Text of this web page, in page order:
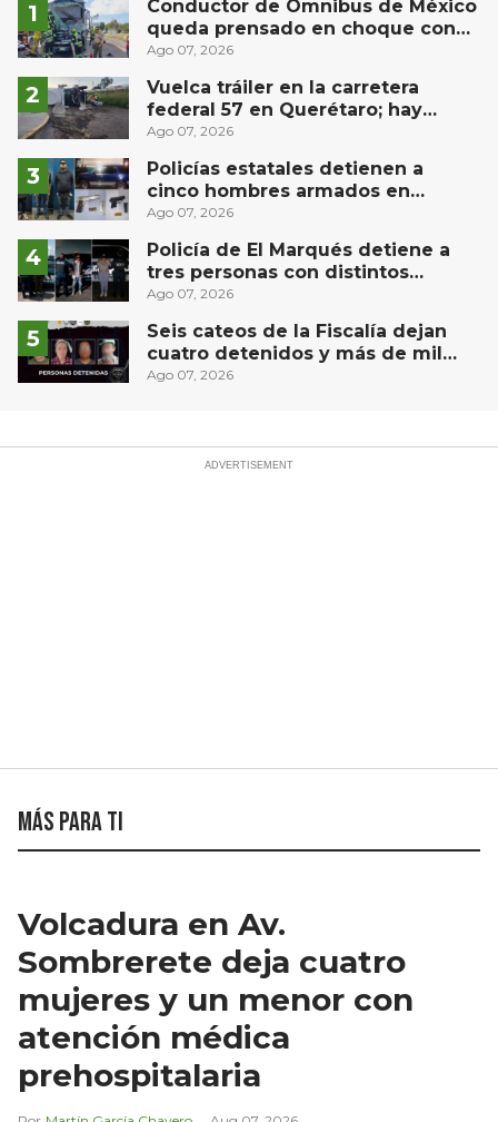
Conductor de Ómnibus de México
queda prensado en choque con
materialista en San Juan del Río
Ago 07, 2026
Vuelca tráiler en la carretera
federal 57 en Querétaro; hay
derrame de combustible
Ago 07, 2026
Policías estatales detienen a
cinco hombres armados en
Puebla capital
Ago 07, 2026
Policía de El Marqués detiene a
tres personas con distintos
narcóticos
Ago 07, 2026
Seis cateos de la Fiscalía dejan
cuatro detenidos y más de mil
dosis aseguradas en Querétaro
Ago 07, 2026
Más para ti
Volcadura en Av.
Sombrerete deja cuatro
mujeres y un menor con
atención médica
prehospitalaria